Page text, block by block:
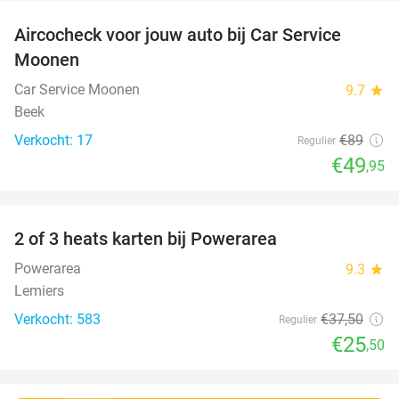
Aircocheck voor jouw auto bij Car Service
Moonen
Car Service Moonen 9.7 star
Beek
Verkocht: 17
Regulier €89
€49,95
2 of 3 heats karten bij Powerarea
Powerarea 9.3 star
Lemiers
Verkocht: 583
Regulier €37,50
€25,50